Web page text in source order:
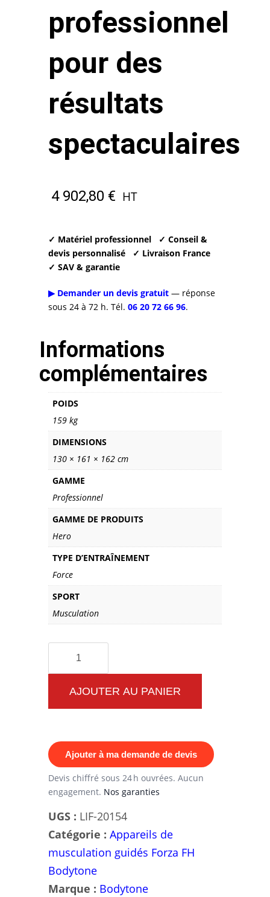
professionnel
pour des
résultats
spectaculaires
4 902,80 € HT
✓ Matériel professionnel
✓ Conseil &
devis personnalisé
✓ Livraison France
✓ SAV & garantie
▶ Demander un devis gratuit — réponse
sous 24 à 72 h. Tél. 06 20 72 66 96.
Informations
complémentaires
POIDS
159 kg
DIMENSIONS
130 × 161 × 162 cm
GAMME
Professionnel
GAMME DE PRODUITS
Hero
TYPE D’ENTRAÎNEMENT
Force
SPORT
Musculation
quantité
de
Rowing
FH15
Un
appareil
de
musculation
professionnel
pour
des
résultats
spectaculaires
AJOUTER AU PANIER
Ajouter à ma demande de devis
Devis chiffré sous 24 h ouvrées. Aucun
engagement. Nos garanties
UGS : LIF-20154
Catégorie : Appareils de
musculation guidés Forza FH
Bodytone
Marque : Bodytone